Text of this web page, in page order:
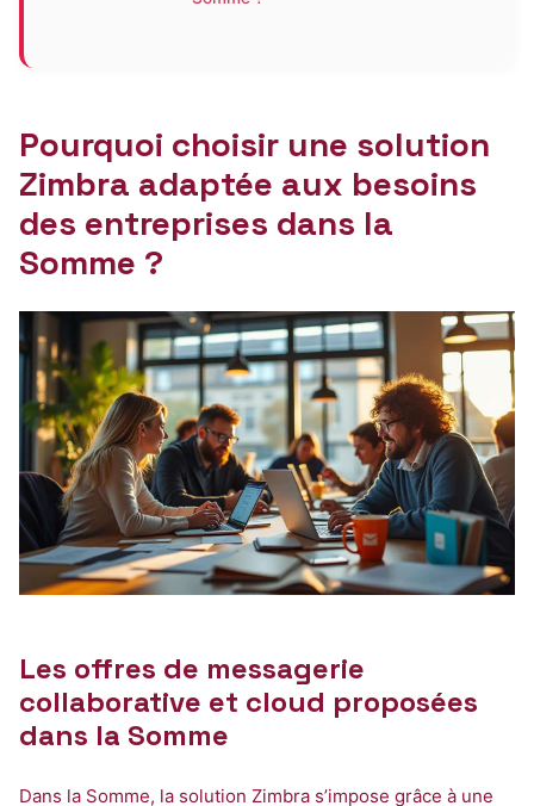
Pourquoi choisir une solution
Zimbra adaptée aux besoins
des entreprises dans la
Somme ?
Les offres de messagerie
collaborative et cloud proposées
dans la Somme
Dans la Somme, la solution Zimbra s’impose grâce à une